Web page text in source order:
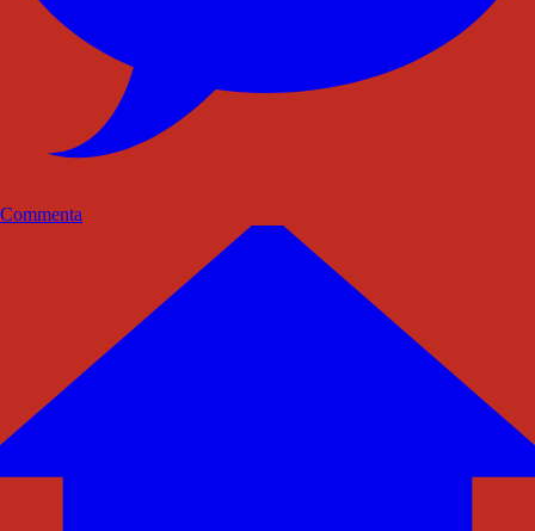
Commenta